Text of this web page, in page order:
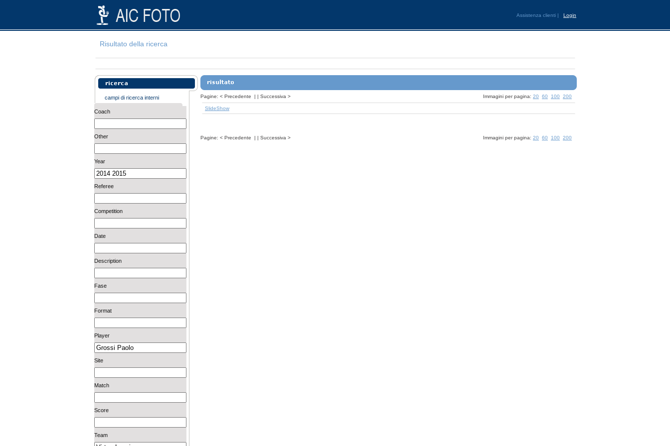
Assistenza clienti | Login
Risultato della ricerca
campi di ricerca interni
Coach
Other
Year
Referee
Competition
Date
Description
Fase
Format
Player
Site
Match
Score
Team
Pagine: < Precedente | | Successiva > Immagini per pagina: 20 60 100 200
SlideShow
Pagine: < Precedente | | Successiva > Immagini per pagina: 20 60 100 200